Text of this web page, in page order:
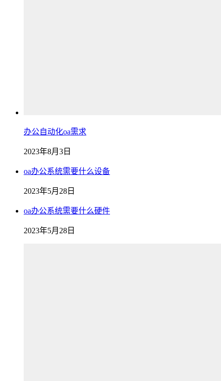
办公自动化oa需求
2023年8月3日
oa办公系统需要什么设备
2023年5月28日
oa办公系统需要什么硬件
2023年5月28日